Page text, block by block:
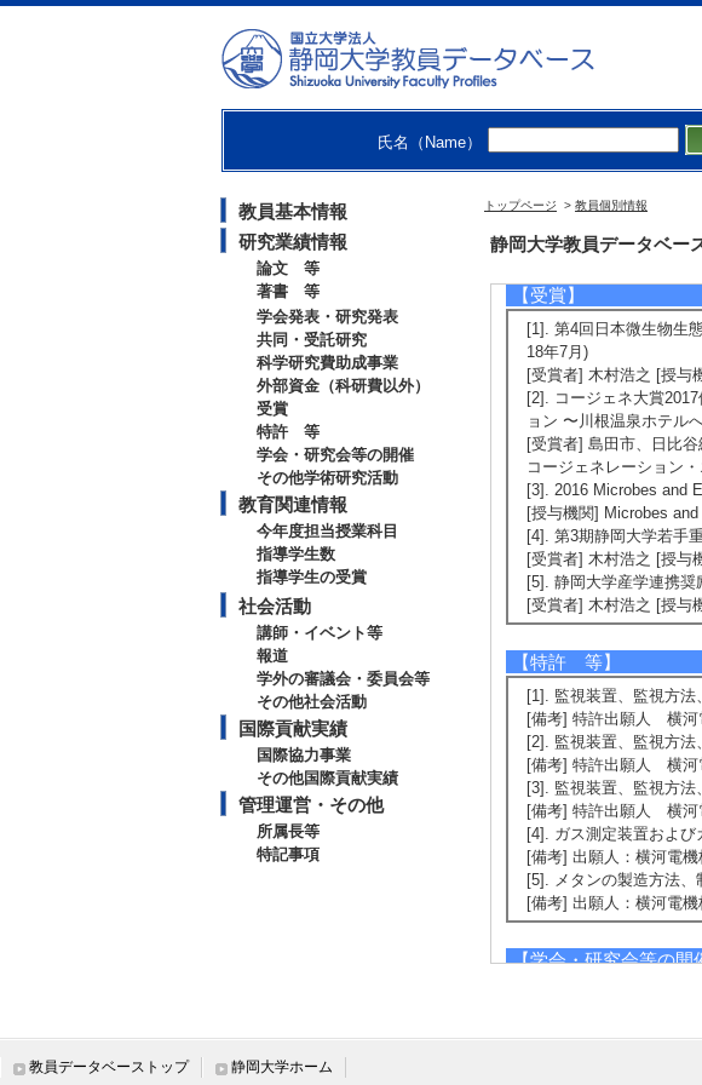
氏名（Name）
教員基本情報
研究業績情報
論文 等
著書 等
学会発表・研究発表
共同・受託研究
科学研究費助成事業
外部資金（科研費以外）
受賞
特許 等
学会・研究会等の開催
その他学術研究活動
教育関連情報
今年度担当授業科目
指導学生数
指導学生の受賞
社会活動
講師・イベント等
報道
学外の審議会・委員会等
その他社会活動
国際貢献実績
国際協力事業
その他国際貢献実績
管理運営・その他
所属長等
特記事項
トップページ > 教員個別情報
静岡大学教員データベー
[1]. 複合微生物群集の合
費
[3]. （2015年4月 -
費
[5]. 付加帯エネルギー生
機構 [制度名] 戦略的創
【受賞】
[1]. 第4回日本微生物生
18年7月)
[受賞者] 木村浩之 [授与
[2]. コージェネ大賞
ョン 〜川根温泉ホテル
[受賞者] 島田市、日比
コージェネレーション
[3]. 2016 Microbes and
[授与機関] Microbes
[4]. 第3期静岡大学若手
[受賞者] 木村浩之 [授与
[5]. 静岡大学産学連携奨
[受賞者] 木村浩之 [授与
【特許 等】
[1]. 監視装置、監視方
[備考] 特許出願人 横河
[2]. 監視装置、監視方
[備考] 特許出願人 横河
[3]. 監視装置、監視方
[備考] 特許出願人 横河
[4]. ガス測定装置およ
[備考] 出願人：横河電
[5]. メタンの製造方法
[備考] 出願人：横河電
【学会・研究会等の開
[備考] 役割：大会実行
教員データベーストップ 静岡大学ホーム